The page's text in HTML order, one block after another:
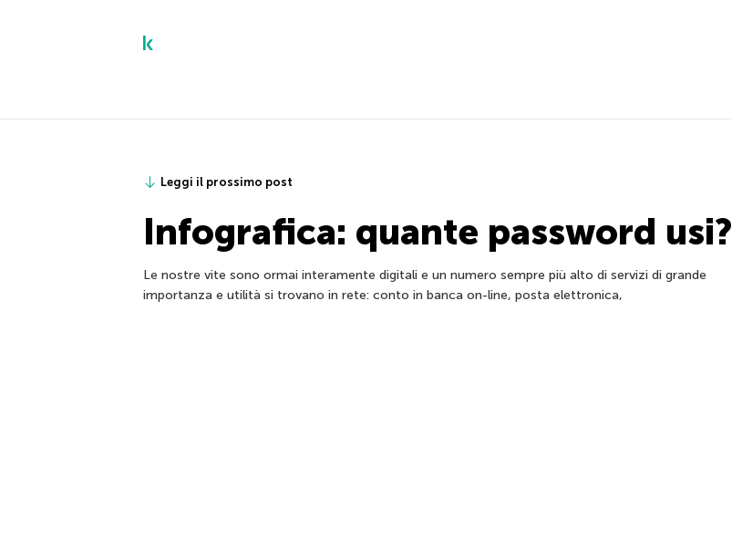
Leggi il prossimo post
Infografica: quante password usi?
Le nostre vite sono ormai interamente digitali e un numero sempre più alto di servizi di grande
importanza e utilità si trovano in rete: conto in banca on-line, posta elettronica,